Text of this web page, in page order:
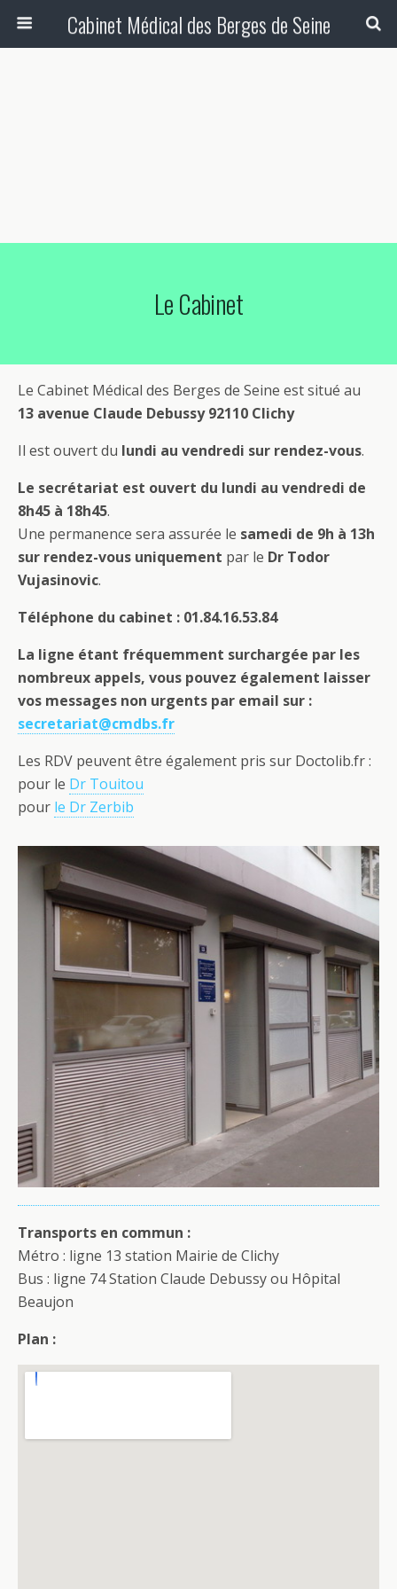
Cabinet Médical des Berges de Seine
Le Cabinet
Le Cabinet Médical des Berges de Seine est situé au
13 avenue Claude Debussy 92110 Clichy
Il est ouvert du lundi au vendredi sur rendez-vous.
Le secrétariat est ouvert du lundi au vendredi de
8h45 à 18h45.
Une permanence sera assurée le samedi de 9h à 13h
sur rendez-vous uniquement par le Dr Todor
Vujasinovic.
Téléphone du cabinet : 01.84.16.53.84
La ligne étant fréquemment surchargée par les
nombreux appels, vous pouvez également laisser
vos messages non urgents par email sur :
secretariat@cmdbs.fr
Les RDV peuvent être également pris sur Doctolib.fr :
pour le Dr Touitou
pour le Dr Zerbib
Transports en commun :
Métro : ligne 13 station Mairie de Clichy
Bus : ligne 74 Station Claude Debussy ou Hôpital
Beaujon
Plan :